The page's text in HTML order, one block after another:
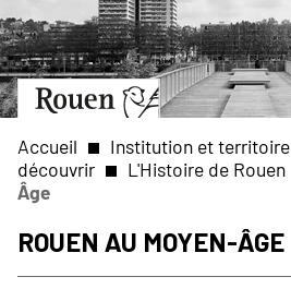
Aller
au
contenu
principal
Aller
à
la
page
d’accueil
Slide
1
of
1
Fil
d'Ariane
Accueil Institution et territoire
découvrir
L'Histoire de Rouen
Âge
Rouen au Moyen-Âge